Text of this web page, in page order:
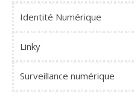
Identité Numérique
Linky
Surveillance numérique